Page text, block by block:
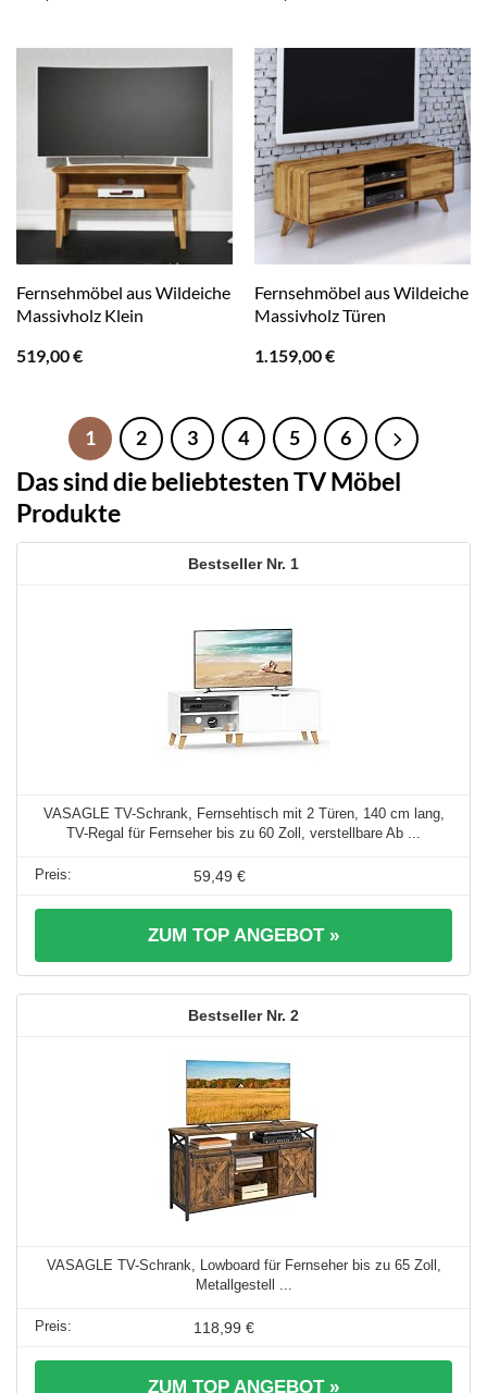
Fernsehmöbel aus Wildeiche
Massivholz Klein
519,00€
Fernsehmöbel aus Wildeiche
Massivholz Türen
1.159,00€
1 2 3 4 5 6
Das sind die beliebtesten TV Möbel
Produkte
1
VASAGLE TV-Schrank, Fernsehtisch mit 2 Türen, 140 cm lang,
TV-Regal für Fernseher bis zu 60 Zoll, verstellbare Ab ...
59,49 €
ZUM TOP ANGEBOT »
2
VASAGLE TV-Schrank, Lowboard für Fernseher bis zu 65 Zoll,
Metallgestell ...
118,99 €
ZUM TOP ANGEBOT »